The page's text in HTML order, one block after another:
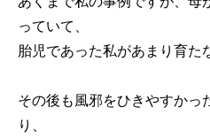
っていて、
胎児であった私があまり育た
その後も風邪をひきやすかっ
り、